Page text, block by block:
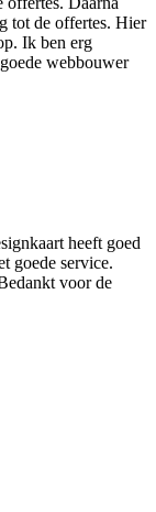
tot de offertes. Hier
Ik ben erg
webbouwer
heeft goed
goede service.
voor de